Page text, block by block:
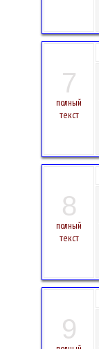
7
полный
текст
8
полный
текст
9